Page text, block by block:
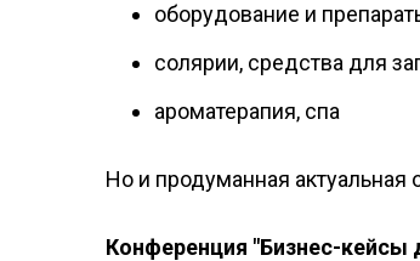
оборудование и
солярии, средства для
ароматерапия, спа
Но и продуманная актуальная
Конференция "Бизнес-кейсы